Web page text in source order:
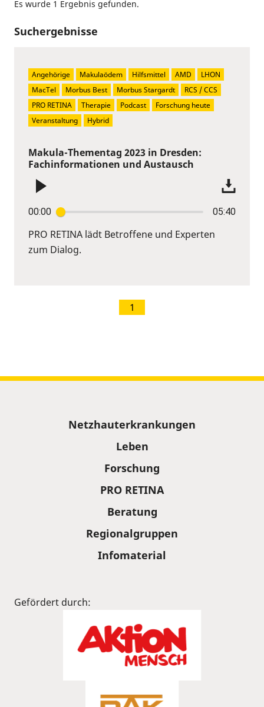
Es wurde 1 Ergebnis gefunden.
Suchergebnisse
Makula-Thementag 2023 in Dresden:
Fachinformationen und Austausch
00:00 05:40
PRO RETINA lädt Betroffene und Experten
zum Dialog.
Angehörige Makulaödem Hilfsmittel AMD
LHON
MacTel
Morbus Best Morbus Stargardt
RCS / CCS
PRO RETINA
Therapie Podcast
Forschung heute
Veranstaltung
Hybrid
1
Netzhauterkrankungen
Leben
Forschung
PRO RETINA
Beratung
Regionalgruppen
Infomaterial
Gefördert durch: